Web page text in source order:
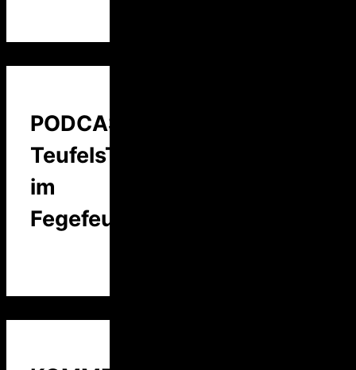
PODCAST:
TeufelsTalk
im
Fegefeuer